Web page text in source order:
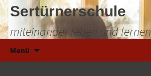
Sertürnerschule
miteinander leben und lernen
Menü